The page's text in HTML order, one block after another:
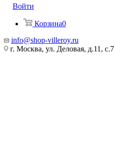
Войти
Корзина0
info@shop-villeroy.ru
г. Москва, ул. Деловая, д.11, с.7